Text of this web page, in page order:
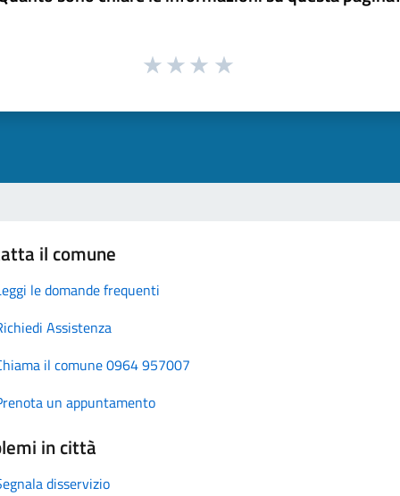
il comune
le domande frequenti
Assistenza
il comune 0964 957007
un appuntamento
in città
disservizio